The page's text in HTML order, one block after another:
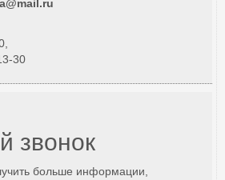
30
звонок
больше информации,